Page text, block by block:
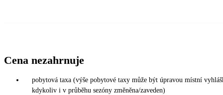
Cena nezahrnuje
pobytová taxa (výše pobytové taxy může být úpravou místní
kdykoliv i v průběhu sezóny změněna/zaveden)